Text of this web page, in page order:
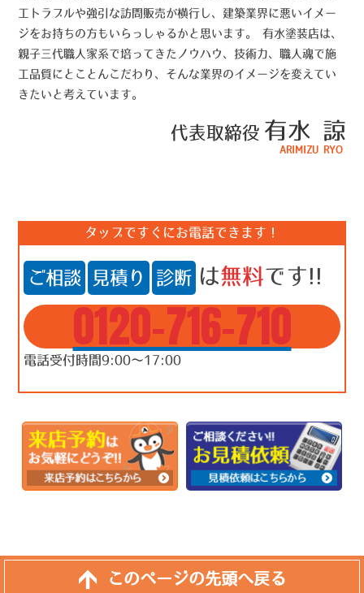
工トラブルや強引な訪問販売が横行し、建築業界に悪いイメー
ジをお持ちの方もいらっしゃるかと思います。 有水塗装店は、
親子三代職人家系で培ってきたノウハウ、技術力、職人魂で施
工品質にとことんこだわり、そんな業界のイメージを変えてい
きたいと考えています。
代表取締役 有水 諒
ARIMIZU RYO
タップですぐにお電話できます！
ご相談 見積り 診断 は無料です!!
0120-716-710
電話受付時間9:00～17:00
このページの先頭へ戻る